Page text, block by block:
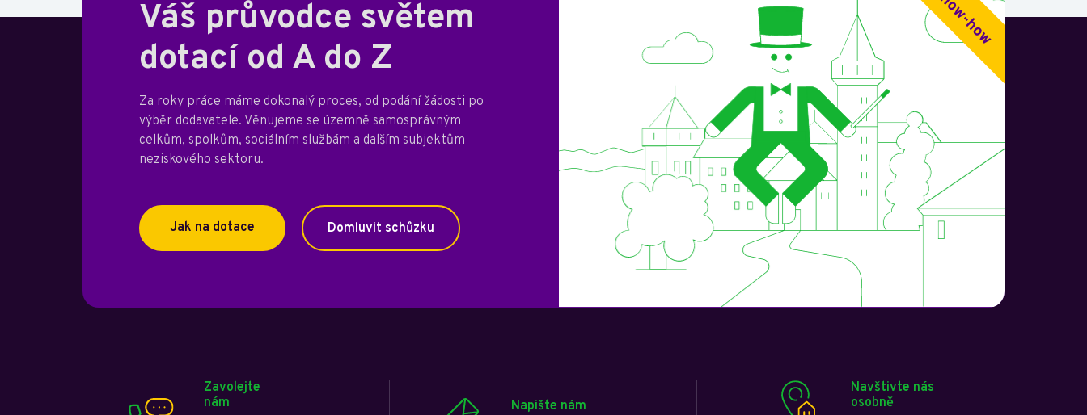
Váš průvodce světem
dotací od A do Z
Za roky práce máme dokonalý proces, od podání žádosti po
výběr dodavatele. Věnujeme se územně samosprávným
celkům, spolkům, sociálním službám a dalším subjektům
neziskového sektoru.
Jak na dotace Domluvit schůzku
Zavolejte
nám
Napište nám
Navštivte nás
osobně